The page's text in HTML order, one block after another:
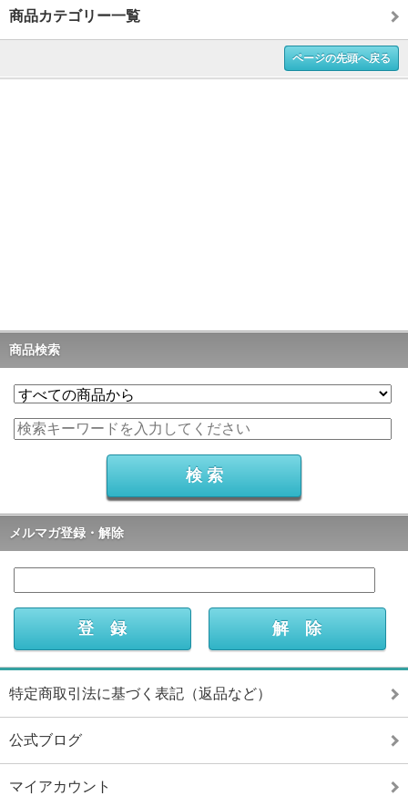
商品カテゴリー一覧
ページの先頭へ戻る
商品検索
メルマガ登録・解除
特定商取引法に基づく表記（返品など）
公式ブログ
マイアカウント